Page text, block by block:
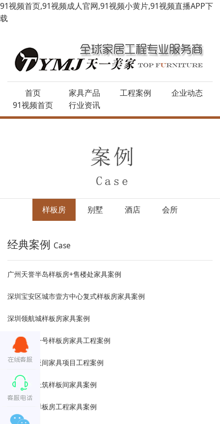
91视频首页,91视频成人官网,91视频小黄片,91视频直播APP下
载
首页 家具产品 工程案例
企业动态
91视频首页
行业资讯
样板房 别墅 酒店 会所
经典案例 Case
广州天誉半岛样板房+售楼处家具案例
深圳宝安区城市壹方中心复式样板房家具案例
深圳领航城样板房家具案例
成都城南一号样板房家具工程案例
紫云庭样板间家具项目工程案例
厦门信和上筑样板间家具案例
中粮鸿云样板房工程家具案例